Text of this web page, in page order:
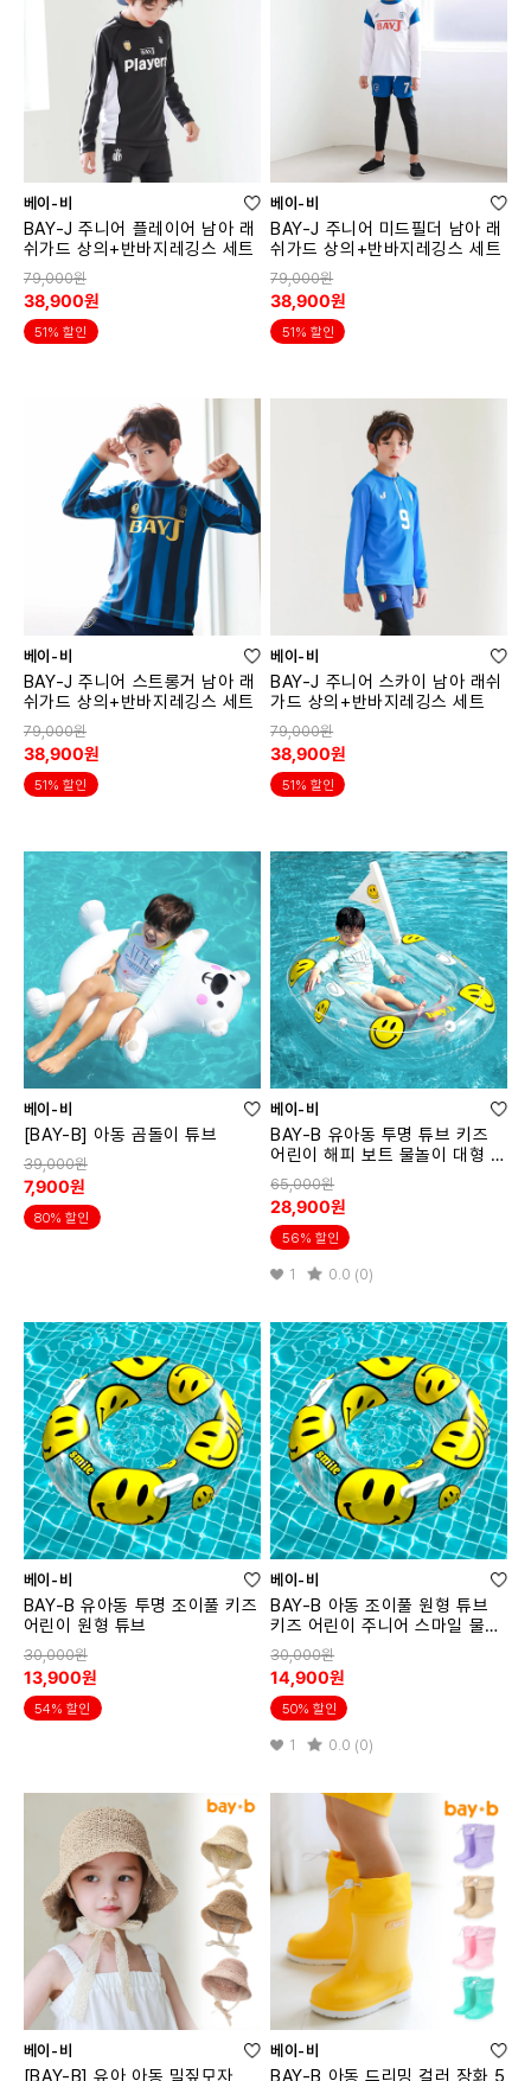
베이-비
BAY-J 주니어 플레이어 남아 래
쉬가드 상의+반바지레깅스 세트
79,000원
38,900원
51% 할인
베이-비
BAY-J 주니어 미드필더 남아 래
쉬가드 상의+반바지레깅스 세트
79,000원
38,900원
51% 할인
베이-비
BAY-J 주니어 스트롱거 남아 래
쉬가드 상의+반바지레깅스 세트
79,000원
38,900원
51% 할인
베이-비
BAY-J 주니어 스카이 남아 래쉬
가드 상의+반바지레깅스 세트
79,000원
38,900원
51% 할인
베이-비
[BAY-B] 아동 곰돌이 튜브
39,000원
7,900원
80% 할인
베이-비
BAY-B 유아동 투명 튜브 키즈
어린이 해피 보트 물놀이 대형 튜
브
65,000원
28,900원
56% 할인
1 0.0 (0)
베이-비
BAY-B 유아동 투명 조이풀 키즈
어린이 원형 튜브
30,000원
13,900원
54% 할인
베이-비
BAY-B 아동 조이풀 원형 튜브
키즈 어린이 주니어 스마일 물놀
이 튜브
30,000원
14,900원
50% 할인
1 0.0 (0)
베이-비
[BAY-B] 유아 아동 밀짚모자
베이-비
BAY-B 아동 드리밍 컬러 장화 5